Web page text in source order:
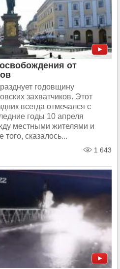
от
годовщину
захватчиков. Этот
всегда отмечался с
годы 10 апреля
местными жителями и
сказалось...
1 643